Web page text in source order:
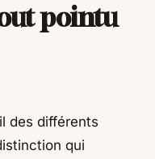
pointu
des différents
qui